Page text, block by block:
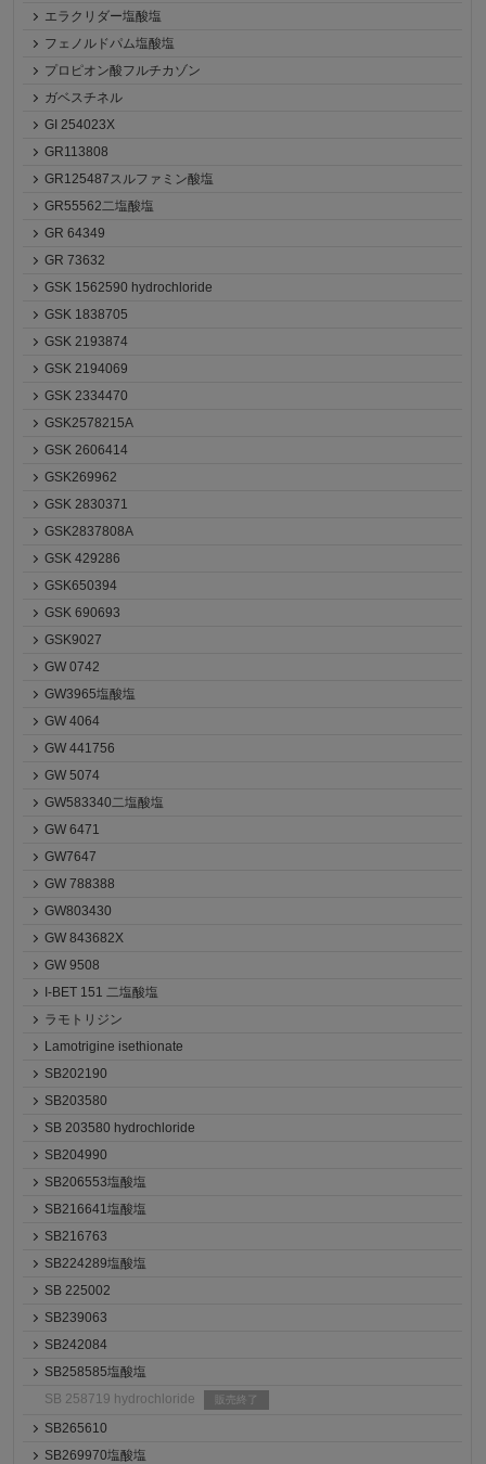
エラクリダー塩酸塩
フェノルドパム塩酸塩
プロピオン酸フルチカゾン
ガベスチネル
GI 254023X
GR113808
GR125487スルファミン酸塩
GR55562二塩酸塩
GR 64349
GR 73632
GSK 1562590 hydrochloride
GSK 1838705
GSK 2193874
GSK 2194069
GSK 2334470
GSK2578215A
GSK 2606414
GSK269962
GSK 2830371
GSK2837808A
GSK 429286
GSK650394
GSK 690693
GSK9027
GW 0742
GW3965塩酸塩
GW 4064
GW 441756
GW 5074
GW583340二塩酸塩
GW 6471
GW7647
GW 788388
GW803430
GW 843682X
GW 9508
I-BET 151 二塩酸塩
ラモトリジン
Lamotrigine isethionate
SB202190
SB203580
SB 203580 hydrochloride
SB204990
SB206553塩酸塩
SB216641塩酸塩
SB216763
SB224289塩酸塩
SB 225002
SB239063
SB242084
SB258585塩酸塩
SB 258719 hydrochloride
販売終了
SB265610
SB269970塩酸塩